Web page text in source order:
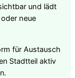
und lädt
neue
für Austausch
Stadtteil aktiv